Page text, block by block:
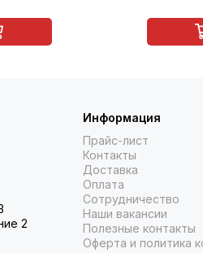
2
Информация
Прайс-лист
Контакты
Доставка
Оплата
Сотрудничество
Наши вакансии
Полезные контакты
Оферта и политика